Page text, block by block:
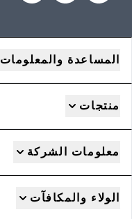
المساعدة والمعلومات
منتجات
معلومات الشركة
الولاء والمكافآت